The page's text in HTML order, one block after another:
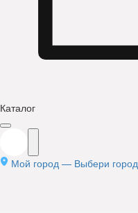
Каталог
Мой город — Выбери город